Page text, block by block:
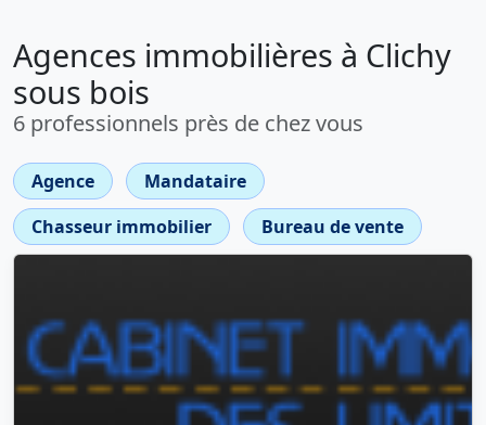
Agences immobilières à Clichy
sous bois
6 professionnels près de chez vous
Agence
Mandataire
Chasseur immobilier
Bureau de vente